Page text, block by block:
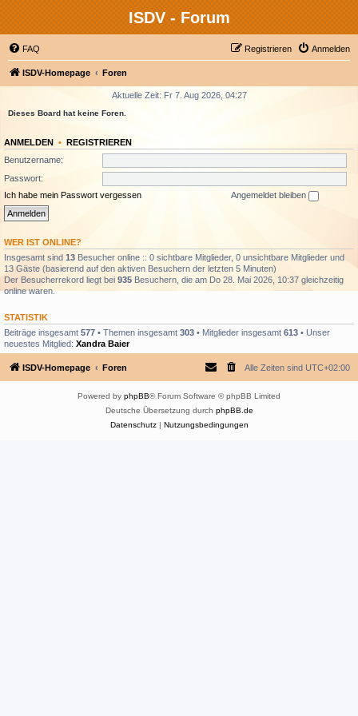
ISDV - Forum
FAQ Anmelden
Registrieren
ISDV-Homepage Foren
Aktuelle Zeit: Fr 7. Aug 2026, 04:27
Dieses Board hat keine Foren.
ANMELDEN • REGISTRIEREN
Benutzername:
Passwort:
Ich habe mein Passwort vergessen
Angemeldet bleiben
WER IST ONLINE?
Insgesamt sind 13 Besucher online :: 0 sichtbare Mitglieder, 0 unsichtbare Mitglieder und
13 Gäste (basierend auf den aktiven Besuchern der letzten 5 Minuten)
Der Besucherrekord liegt bei 935 Besuchern, die am Do 28. Mai 2026, 10:37 gleichzeitig
online waren.
STATISTIK
Beiträge insgesamt 577 • Themen insgesamt 303 • Mitglieder insgesamt 613 • Unser
neuestes Mitglied: Xandra Baier
ISDV-Homepage Foren Alle Zeiten sind UTC+02:00
Powered by phpBB® Forum Software © phpBB Limited
Deutsche Übersetzung durch phpBB.de
Datenschutz| Nutzungsbedingungen